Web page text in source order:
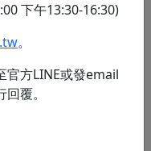
理退費事
況，但為了
有學員的學
行這一政
，及時提交
下午13:30-16:30)
。
官方LINE或發email
覆。